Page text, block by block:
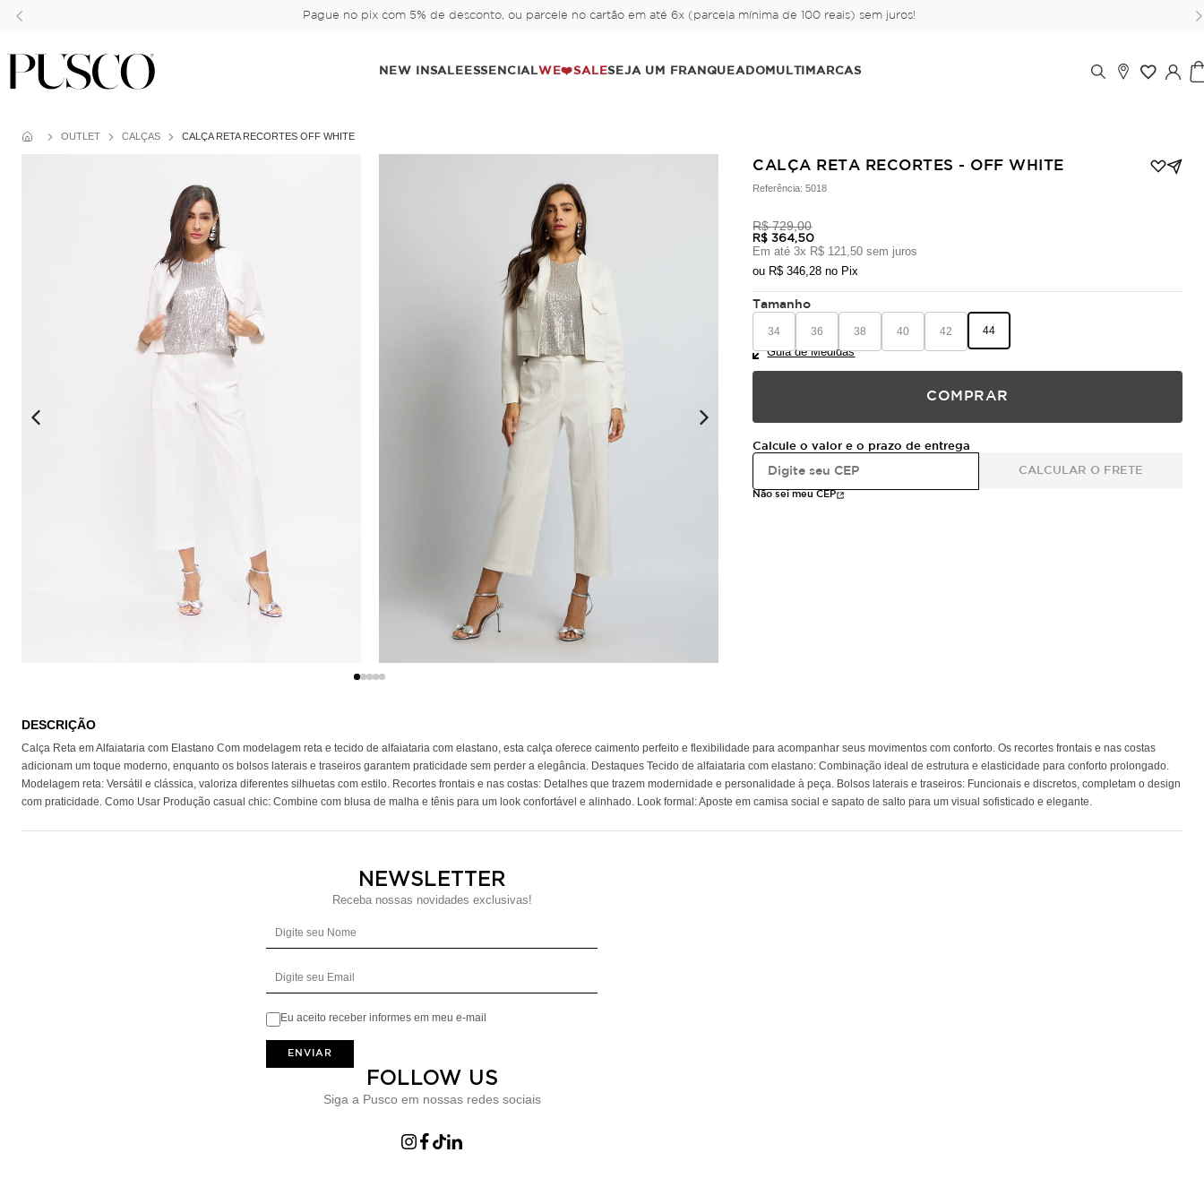
Pague no pix com 5% de desconto, ou parcele no cartão em até 6x (parcela mínima de 100 reais) sem juros!
NEW IN SALE ESSENCIALWE❤️SALESEJA UM FRANQUEADO MULTIMARCAS
e garanta10% OFF
primeira compra!
Política de
OUTLET CALÇAS CALÇA RETA RECORTES OFF WHITE
CALÇA RETA RECORTES - OFF WHITE
Referência:5018
R$ 729,00
R$ 364,50
Em até3x R$ 121,50 sem juros
ou R$ 346,28 no Pix
Tamanho
34 36 38 40 42 44
Guia de Medidas
COMPRAR
Calcule o valor e o prazo de entrega
CALCULAR O FRETE
Não sei meu CEP
DESCRIÇÃO
Calça Reta em Alfaiataria com Elastano Com modelagem reta e tecido de alfaiataria com elastano, esta calça oferece caimento perfeito e flexibilidade para acompanhar seus movimentos com conforto. Os recortes frontais e nas costas
adicionam um toque moderno, enquanto os bolsos laterais e traseiros garantem praticidade sem perder a elegância. Destaques Tecido de alfaiataria com elastano: Combinação ideal de estrutura e elasticidade para conforto prolongado.
Modelagem reta: Versátil e clássica, valoriza diferentes silhuetas com estilo. Recortes frontais e nas costas: Detalhes que trazem modernidade e personalidade à peça. Bolsos laterais e traseiros: Funcionais e discretos, completam o design
com praticidade. Como Usar Produção casual chic: Combine com blusa de malha e tênis para um look confortável e alinhado. Look formal: Aposte em camisa social e sapato de salto para um visual sofisticado e elegante.
NEWSLETTER
Receba nossas novidades exclusivas!
Eu aceito receber informes em meu e-mail
ENVIAR
FOLLOW US
Siga a Pusco em nossas redes sociais